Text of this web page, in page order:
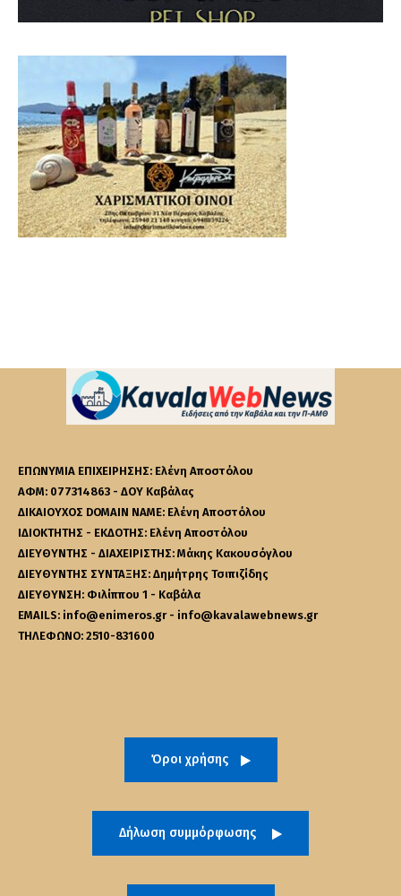
ΕΠΩΝΥΜΙΑ ΕΠΙΧΕΙΡΗΣΗΣ: Ελένη Αποστόλου
ΑΦΜ: 077314863 - ΔΟΥ Καβάλας
ΔΙΚΑΙΟΥΧΟΣ DOMAIN NAME: Ελένη Αποστόλου
ΙΔΙΟΚΤΗΤΗΣ - ΕΚΔΟΤΗΣ: Ελένη Αποστόλου
ΔΙΕΥΘΥΝΤΗΣ - ΔΙΑΧΕΙΡΙΣΤΗΣ: Μάκης Κακουσόγλου
ΔΙΕΥΘΥΝΤΗΣ ΣΥΝΤΑΞΗΣ: Δημήτρης Τσιπιζίδης
ΔΙΕΥΘΥΝΣΗ: Φιλίππου 1 - Καβάλα
EMAILS: info@enimeros.gr - info@kavalawebnews.gr
ΤΗΛΕΦΩΝΟ: 2510-831600
Όροι χρήσης
Δήλωση συμμόρφωσης